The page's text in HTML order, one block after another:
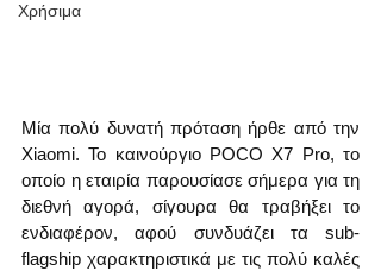
Χρήσιμα
Μία πολύ δυνατή πρόταση ήρθε από την
Xiaomi. Το καινούργιο POCO X7 Pro, το
οποίο η εταιρία παρουσίασε σήμερα για τη
διεθνή αγορά, σίγουρα θα τραβήξει το
ενδιαφέρον, αφού συνδυάζει τα sub-
flagship χαρακτηριστικά με τις πολύ καλές